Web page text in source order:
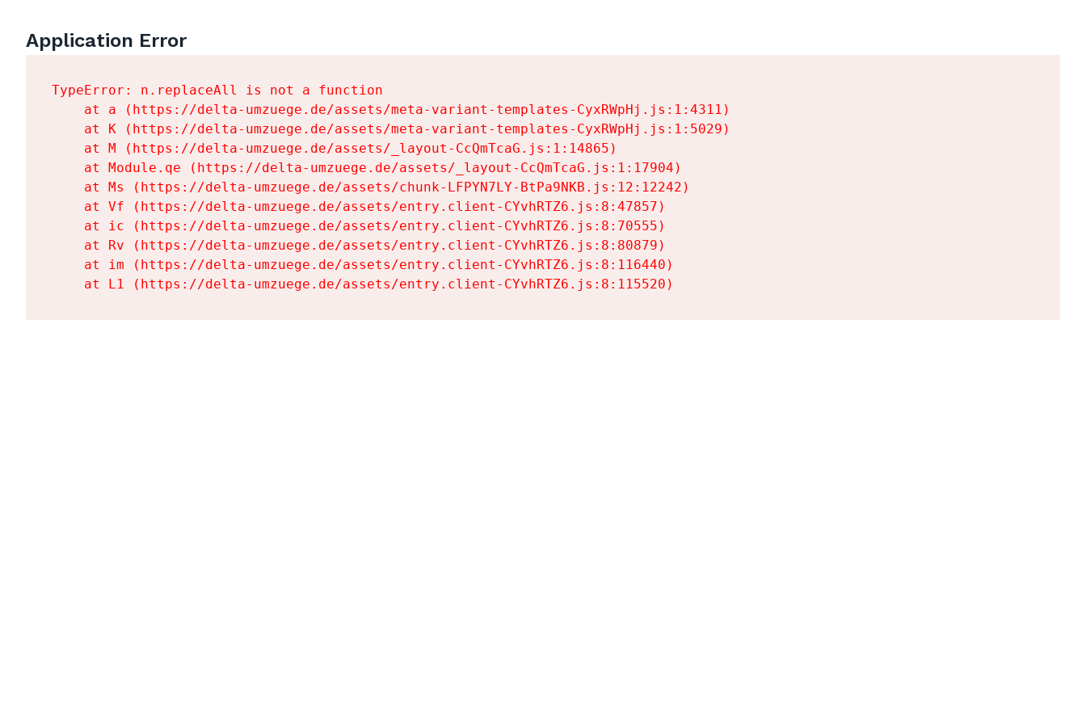
Application Error
TypeError: n.replaceAll is not a function
    at a (https://delta-umzuege.de/assets/meta-variant-templates-CyxRWpHj.js:1:4311)
    at K (https://delta-umzuege.de/assets/meta-variant-templates-CyxRWpHj.js:1:5029)
    at M (https://delta-umzuege.de/assets/_layout-CcQmTcaG.js:1:14865)
    at Module.qe (https://delta-umzuege.de/assets/_layout-CcQmTcaG.js:1:17904)
    at Ms (https://delta-umzuege.de/assets/chunk-LFPYN7LY-BtPa9NKB.js:12:12242)
    at Vf (https://delta-umzuege.de/assets/entry.client-CYvhRTZ6.js:8:47857)
    at ic (https://delta-umzuege.de/assets/entry.client-CYvhRTZ6.js:8:70555)
    at Rv (https://delta-umzuege.de/assets/entry.client-CYvhRTZ6.js:8:80879)
    at im (https://delta-umzuege.de/assets/entry.client-CYvhRTZ6.js:8:116440)
    at L1 (https://delta-umzuege.de/assets/entry.client-CYvhRTZ6.js:8:115520)